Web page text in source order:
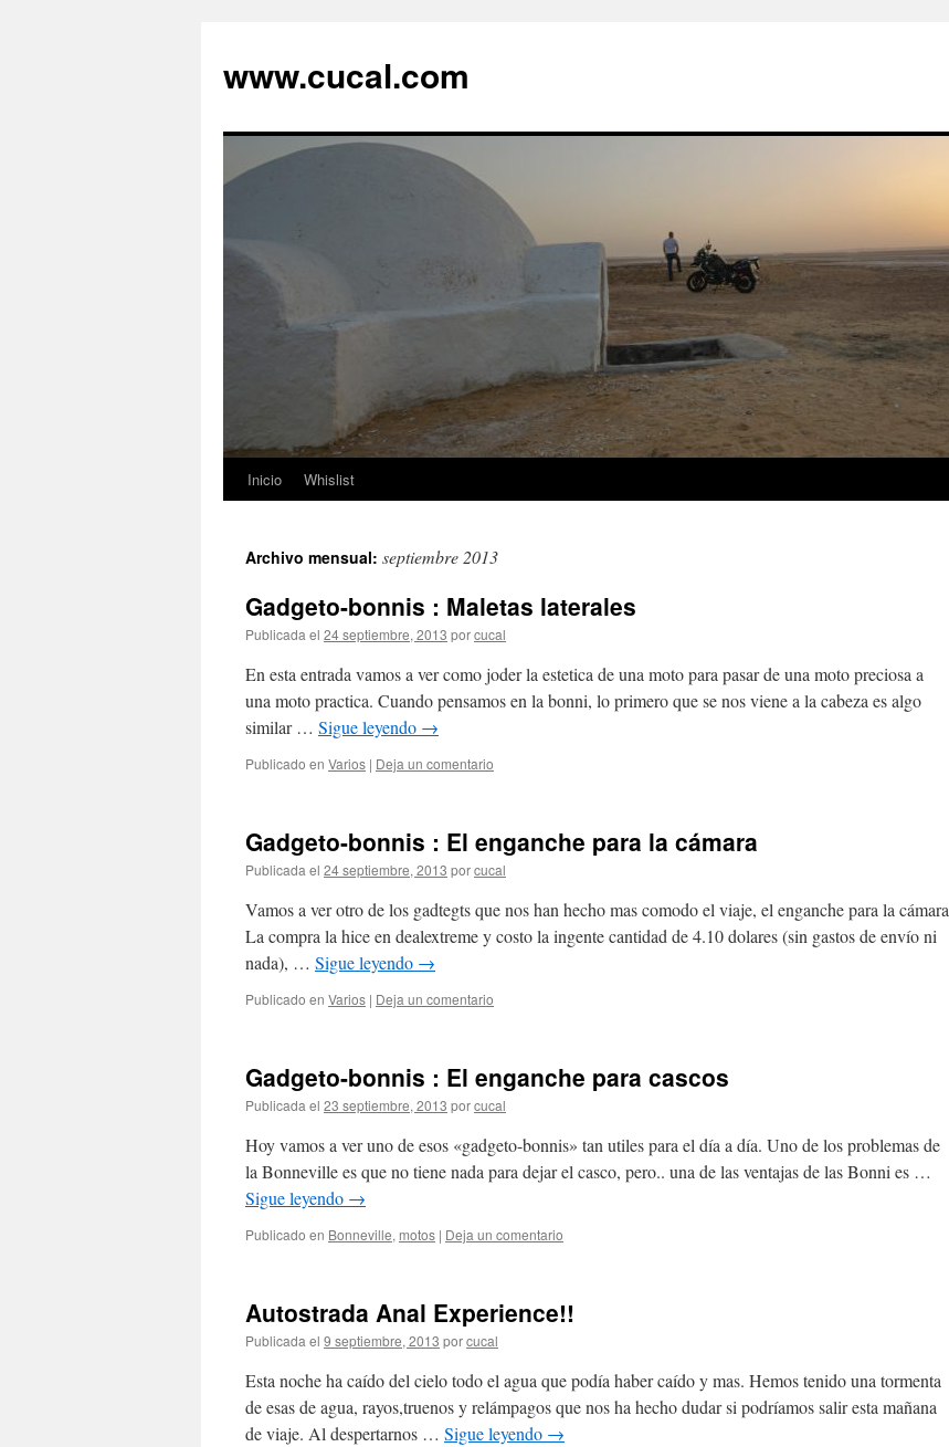
contenido
www.cucal.com
Inicio Whislist
Archivo mensual: septiembre 2013
Gadgeto-bonnis : Maletas laterales
Publicada el 24 septiembre, 2013 porcucal
En esta entrada vamos a ver como joder la estetica de una moto para pasar de una moto preciosa a
una moto practica. Cuando pensamos en la bonni, lo primero que se nos viene a la cabeza es algo
similar … Sigue leyendo →
Publicado en Varios | Deja un comentario
Gadgeto-bonnis : El enganche para la cámara
Publicada el 24 septiembre, 2013 porcucal
Vamos a ver otro de los gadtegts que nos han hecho mas comodo el viaje, el enganche para la cámara
La compra la hice en dealextreme y costo la ingente cantidad de 4.10 dolares (sin gastos de envío ni
nada), … Sigue leyendo →
Publicado en Varios | Deja un comentario
Gadgeto-bonnis : El enganche para cascos
Publicada el 23 septiembre, 2013 porcucal
Hoy vamos a ver uno de esos «gadgeto-bonnis» tan utiles para el día a día. Uno de los problemas de
la Bonneville es que no tiene nada para dejar el casco, pero.. una de las ventajas de las Bonni es …
Sigue leyendo →
Publicado en Bonneville, motos | Deja un comentario
Autostrada Anal Experience!!
Publicada el 9 septiembre, 2013 porcucal
Esta noche ha caído del cielo todo el agua que podía haber caído y mas. Hemos tenido una tormenta
de esas de agua, rayos,truenos y relámpagos que nos ha hecho dudar si podríamos salir esta mañana
de viaje. Al despertarnos … Sigue leyendo →